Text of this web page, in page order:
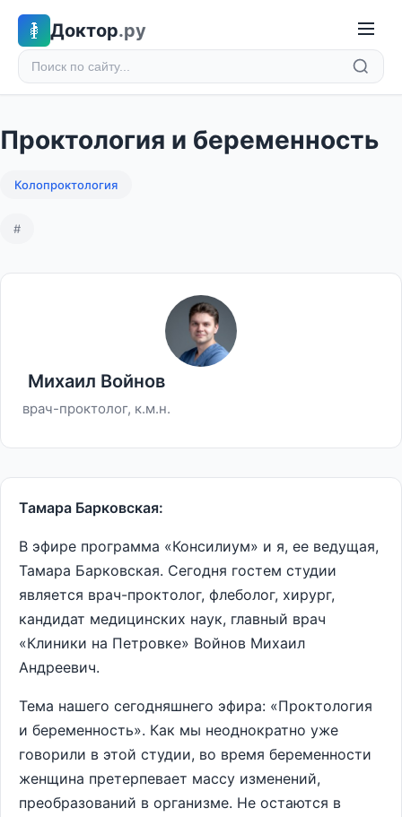
Доктор.ру
Проктология и беременность
Колопроктология
#
Михаил Войнов
врач-проктолог, к.м.н.
Тамара Барковская:
В эфире программа «Консилиум» и я, ее ведущая,
Тамара Барковская. Сегодня гостем студии
является врач-проктолог, флеболог, хирург,
кандидат медицинских наук, главный врач
«Клиники на Петровке» Войнов Михаил
Андреевич.
Тема нашего сегодняшнего эфира: «Проктология
и беременность». Как мы неоднократно уже
говорили в этой студии, во время беременности
женщина претерпевает массу изменений,
преобразований в организме. Не остаются в